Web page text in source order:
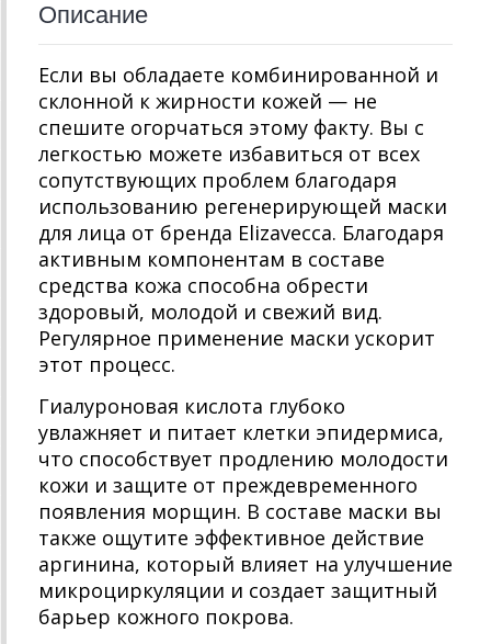
Описание
Если вы обладаете комбинированной и
склонной к жирности кожей — не
спешите огорчаться этому факту. Вы с
легкостью можете избавиться от всех
сопутствующих проблем благодаря
использованию регенерирующей маски
для лица от бренда Elizavecca. Благодаря
активным компонентам в составе
средства кожа способна обрести
здоровый, молодой и свежий вид.
Регулярное применение маски ускорит
этот процесс.
Гиалуроновая кислота глубоко
увлажняет и питает клетки эпидермиса,
что способствует продлению молодости
кожи и защите от преждевременного
появления морщин. В составе маски вы
также ощутите эффективное действие
аргинина, который влияет на улучшение
микроциркуляции и создает защитный
барьер кожного покрова.